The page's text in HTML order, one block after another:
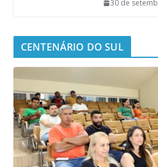
30 de
CENTENÁRIO DO SUL